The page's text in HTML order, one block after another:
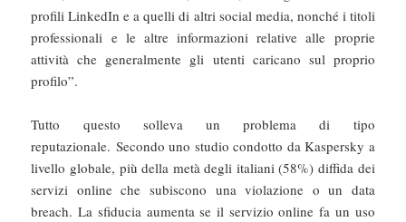
profili LinkedIn e a quelli di altri social media, nonché i titoli
professionali e le altre informazioni relative alle proprie
attività che generalmente gli utenti caricano sul proprio
profilo”.
Tutto questo solleva un problema di tipo
reputazionale. Secondo uno studio condotto da Kaspersky a
livello globale, più della metà degli italiani (58%) diffida dei
servizi online che subiscono una violazione o un data
breach. La sfiducia aumenta se il servizio online fa un uso